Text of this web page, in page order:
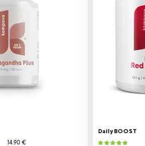
14.90 €
Daily BOOST